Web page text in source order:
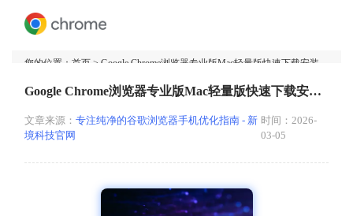
您的位置： 首页 > Google Chrome浏览器专业版Mac轻量版快速下载安装技巧
Google Chrome浏览器专业版Mac轻量版快速下载安装技巧
文章来源： 专注纯净的谷歌浏览器手机优化指南 - 新
境科技官网
时间：2026-
03-05